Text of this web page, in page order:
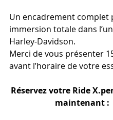
Un encadrement complet
immersion totale dans
Harley-Davidson.
Merci de vous présenter
avant l’horaire de votre
Réservez votre Ride
maintenant :